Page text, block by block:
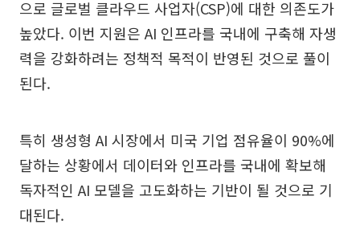
으로 글로벌 클라우드 사업자(CSP)에 대한 의존도가
높았다. 이번 지원은 AI 인프라를 국내에 구축해 자생
력을 강화하려는 정책적 목적이 반영된 것으로 풀이
된다.
특히 생성형 AI 시장에서 미국 기업 점유율이 90%에
달하는 상황에서 데이터와 인프라를 국내에 확보해
독자적인 AI 모델을 고도화하는 기반이 될 것으로 기
대된다.